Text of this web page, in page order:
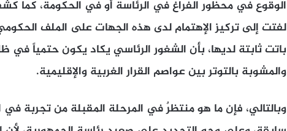
الوقوع في محظور الفراغ في الرئاسة أو في الحكومة، كما
لفتت إلى تركيز الإهتمام لدى هذه الجهات على الملف
باتت ثابتة لديها، بأن الشغور الرئاسي يكاد يكون حتمياً في
والمشوبة بالتوتر بين عواصم القرار الغربية والإقليمية.
وبالتالي، فإن ما هو منتظرٌ في المرحلة المقبلة من تجربة